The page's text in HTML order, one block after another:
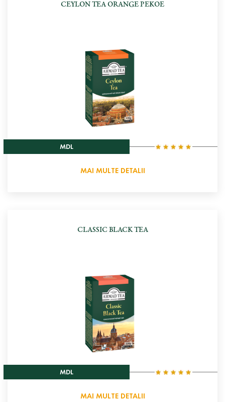
CEYLON TEA ORANGE PEKOE
MDL
MAI MULTE DETALII
CLASSIC BLACK TEA
MDL
MAI MULTE DETALII